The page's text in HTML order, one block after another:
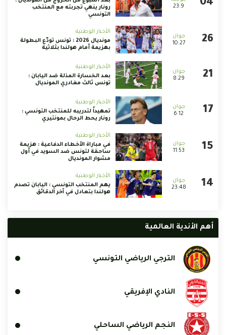
23:9
رونار ينهي تجربته مع المنتخب
التونسي
10:27
الأخبار الوطنية
مونديال 2026 : تونس تودّع البطولة
بهزيمة أمام هولندا بثلاثية
8:29
الأخبار الوطنية
بعد الخسارة المذلة ضد اليابان :
تونس ثالث مغادري المونديال
6:12
الأخبار الوطنية
تمهيداً لتدريبه للمنتخب التونسي :
رونار يحط الرحال بمونتيري
11:53
الأخبار الوطنية
في مباراة الأخطاء الدفاعية : هزيمة
ساحقة لتونس ضد السويد في أول
مشوار المونديال
23:48
الأخبار الوطنية
يهم المنتخب التونسي : اليابان تصدم
هولندا بتعادل في آخر الدقائق
أهم الأندية العالمية
الترجي الرياضي التونسي
النادي الإفريقي
النجم الرياضي الساحلي